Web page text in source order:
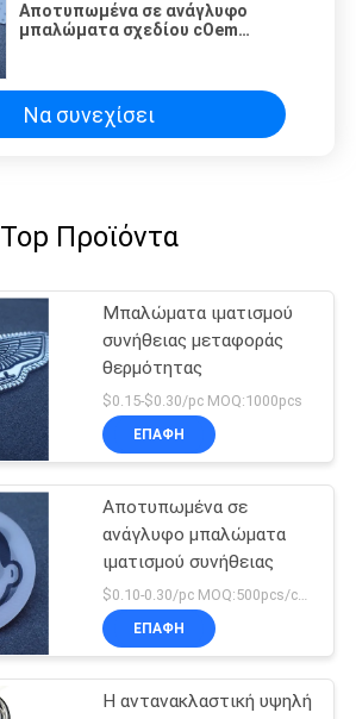
Αποτυπωμένα σε ανάγλυφο
μπαλώματα σχεδίου cOem
Να συνεχίσει
Top Προϊόντα
Μπαλώματα ιματισμού
συνήθειας μεταφοράς
θερμότητας
$0.15-$0.30/pc MOQ:1000pcs
ΕΠΑΦΉ
Αποτυπωμένα σε
ανάγλυφο μπαλώματα
ιματισμού συνήθειας
ΕΠΑΦΉ
Η αντανακλαστική υψηλή